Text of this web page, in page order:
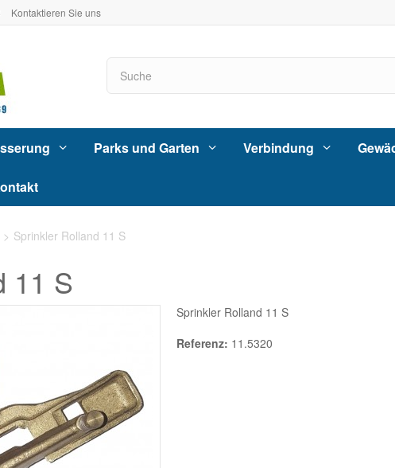
Kontaktieren Sie uns
Parks und Garten Verbindung
> Sprinkler Rolland 11 S
11 S
Sprinkler Rolland 11 S
Referenz: 11.5320